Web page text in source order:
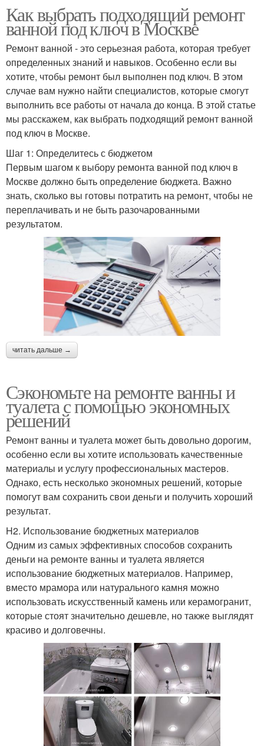
Как выбрать подходящий ремонт
ванной под ключ в Москве
Ремонт ванной - это серьезная работа, которая требует
определенных знаний и навыков. Особенно если вы
хотите, чтобы ремонт был выполнен под ключ. В этом
случае вам нужно найти специалистов, которые смогут
выполнить все работы от начала до конца. В этой статье
мы расскажем, как выбрать подходящий ремонт ванной
под ключ в Москве.
Шаг 1: Определитесь с бюджетом
Первым шагом к выбору ремонта ванной под ключ в
Москве должно быть определение бюджета. Важно
знать, сколько вы готовы потратить на ремонт, чтобы не
переплачивать и не быть разочарованными
результатом.
читать дальше →
Сэкономьте на ремонте ванны и
туалета с помощью экономных
решений
Ремонт ванны и туалета может быть довольно дорогим,
особенно если вы хотите использовать качественные
материалы и услугу профессиональных мастеров.
Однако, есть несколько экономных решений, которые
помогут вам сохранить свои деньги и получить хороший
результат.
H2. Использование бюджетных материалов
Одним из самых эффективных способов сохранить
деньги на ремонте ванны и туалета является
использование бюджетных материалов. Например,
вместо мрамора или натурального камня можно
использовать искусственный камень или керамогранит,
которые стоят значительно дешевле, но также выглядят
красиво и долговечны.